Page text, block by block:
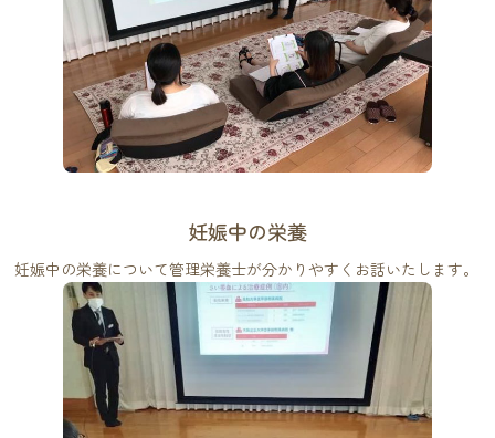
妊娠中の栄養
妊娠中の栄養について管理栄養士が分かりやすくお話いたします。